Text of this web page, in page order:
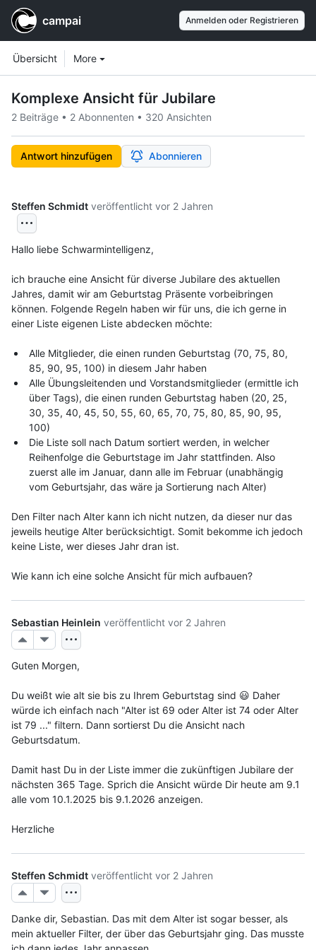
campai Anmelden oder Registrieren
navigation
Übersicht More Workspace items
Komplexe Ansicht für Jubilare
2 Beiträge • 2 Abonnenten • 320 Ansichten
Antwort hinzufügen Abonnieren
Steffen Schmidt veröffentlicht vor 2 Jahren
Hallo liebe Schwarmintelligenz,
ich brauche eine Ansicht für diverse Jubilare des aktuellen
Jahres, damit wir am Geburtstag Präsente vorbeibringen
können. Folgende Regeln haben wir für uns, die ich gerne in
einer Liste eigenen Liste abdecken möchte:
Alle Mitglieder, die einen runden Geburtstag (70, 75, 80,
85, 90, 95, 100) in diesem Jahr haben
Alle Übungsleitenden und Vorstandsmitglieder (ermittle ich
über Tags), die einen runden Geburtstag haben (20, 25,
30, 35, 40, 45, 50, 55, 60, 65, 70, 75, 80, 85, 90, 95,
100)
Die Liste soll nach Datum sortiert werden, in welcher
Reihenfolge die Geburtstage im Jahr stattfinden. Also
zuerst alle im Januar, dann alle im Februar (unabhängig
vom Geburtsjahr, das wäre ja Sortierung nach Alter)
Den Filter nach Alter kann ich nicht nutzen, da dieser nur das
jeweils heutige Alter berücksichtigt. Somit bekomme ich jedoch
keine Liste, wer dieses Jahr dran ist.
Wie kann ich eine solche Ansicht für mich aufbauen?
Sebastian Heinlein veröffentlicht vor 2 Jahren
Guten Morgen,
Du weißt wie alt sie bis zu Ihrem Geburtstag sind 😃 Daher
würde ich einfach nach "Alter ist 69 oder Alter ist 74 oder Alter
ist 79 ..." filtern. Dann sortierst Du die Ansicht nach
Geburtsdatum.
Damit hast Du in der Liste immer die zukünftigen Jubilare der
nächsten 365 Tage. Sprich die Ansicht würde Dir heute am 9.1
alle vom 10.1.2025 bis 9.1.2026 anzeigen.
Herzliche
Steffen Schmidt veröffentlicht vor 2 Jahren
Danke dir, Sebastian. Das mit dem Alter ist sogar besser, als
mein aktueller Filter, der über das Geburtsjahr ging. Das musste